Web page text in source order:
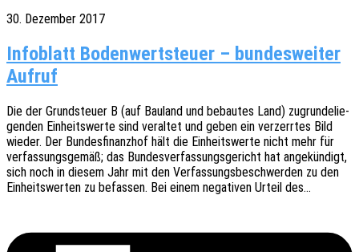
30. Dezember 2017
Info­blatt Boden­wert­steu­er – bun­des­wei­ter
Aufruf
Die der Grund­steu­er B (auf Bauland und bebau­tes Land) zugrun­de­lie­
gen­den Einheits­wer­te sind veral­tet und geben ein verzerr­tes Bild
wieder. Der Bundes­fi­nanz­hof hält die Einheits­wer­te nicht mehr für
verfas­sungs­ge­mäß; das Bundes­ver­fas­sungs­ge­richt hat ange­kün­digt,
sich noch in diesem Jahr mit den Verfas­sungs­be­schwer­den zu den
Einheits­wer­ten zu befas­sen. Bei einem nega­ti­ven Urteil des…